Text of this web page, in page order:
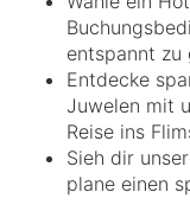
entspannt zu
Entdecke
Juwelen mit
Reise ins
Sieh dir
plane einen